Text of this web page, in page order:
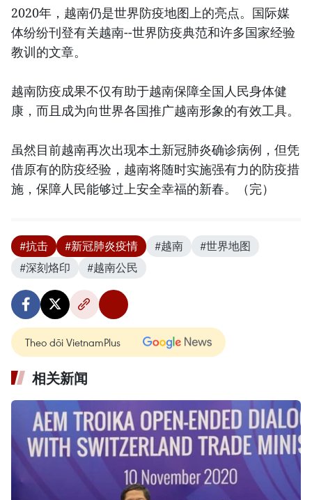
2020年，越南仍是世界防疫地图上的亮点。国际媒
体纷纷刊登有关越南--世界防疫典范和许多国家经验
教训的文章。
越南防疫成果不仅有助于越南保障全国人民身体健
康，而且成为向世界各国推广越南形象的有效工具。
虽然目前越南再次出现本土新冠肺炎确诊病例，但凭
借原有的防疫经验，越南将随时实施强有力的防疫措
施，保障人民能够过上安全幸福的新春。（完）
#抗击 #新冠肺炎疫情 #越南
#世界地图
#深刻烙印
#越南公民
Theo dõi VietnamPlus
相关新闻